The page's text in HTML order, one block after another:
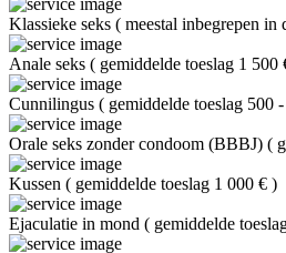
Klassieke seks ( meestal inbegrepen in
Anale seks ( gemiddelde toeslag 1 500
Cunnilingus ( gemiddelde toeslag 500
Orale seks zonder condoom (BBBJ) (
Kussen ( gemiddelde toeslag 1 000 € )
Ejaculatie in mond ( gemiddelde